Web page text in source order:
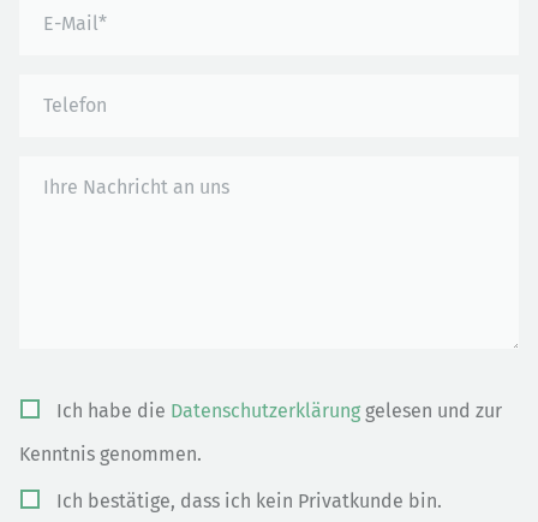
Ich habe die Datenschutzerklärung gelesen und zur
Kenntnis genommen.
Ich bestätige, dass ich kein Privatkunde bin.